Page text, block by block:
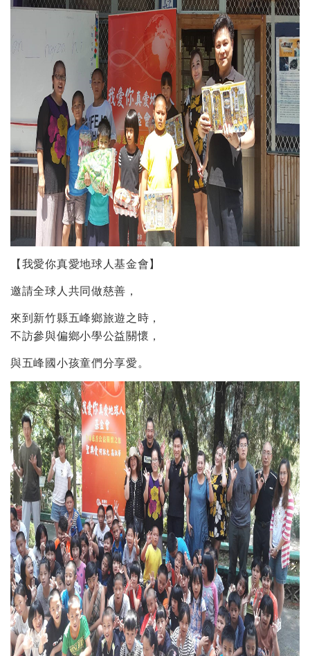
【我愛你真愛地球人基金會】
邀請全球人共同做慈善，
來到新竹縣五峰鄉旅遊之時，
不訪參與偏鄉小學公益關懷，
與五峰國小孩童們分享愛。